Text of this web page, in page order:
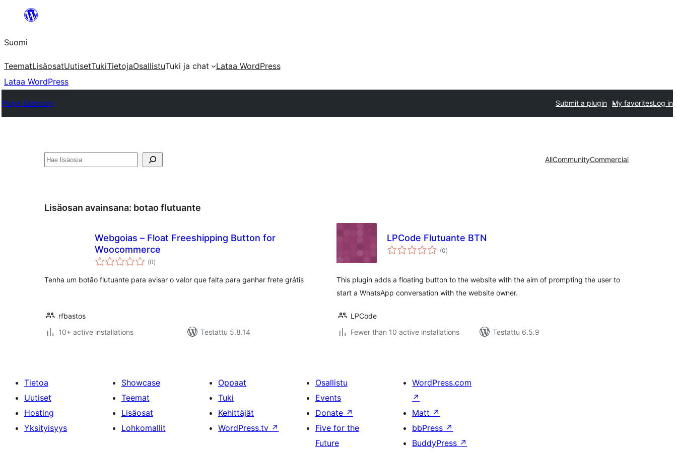
Suomi
TeematLisäosatUutisetTukiTietojaOsallistuTuki ja chat
Lataa WordPress
Lataa WordPress
Plugin Directory Submit a plugin My favoritesLog in
Etsi AllCommunityCommercial
Lisäosan avainsana: botao flutuante
Webgoias – Float Freeshipping Button for
Woocommerce
(0arvosanat
yhteensä
)
Tenha um botão flutuante para avisar o valor que falta para ganhar frete grátis
rfbastos
10+ active installations
Testattu 5.8.14
LPCode Flutuante BTN
(0arvosanat
yhteensä
)
This plugin adds a floating button to the website with the aim of prompting the user to
start a WhatsApp conversation with the website owner.
LPCode
Fewer than 10 active installations
Testattu 6.5.9
Tietoa
Uutiset
Hosting
Yksityisyys
Showcase
Teemat
Lisäosat
Lohkomallit
Oppaat
Tuki
Kehittäjät
WordPress.tv ↗
Osallistu
Events
Donate ↗
Five for the
Future
WordPress.com
↗
Matt ↗
bbPress ↗
BuddyPress ↗